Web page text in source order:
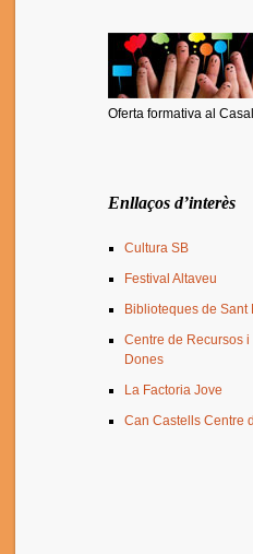
Oferta formativa al
Enllaços d’interès
Cultura SB
Festival Altaveu
Biblioteques de Sant
Centre de Recursos
Dones
La Factoria Jove
Can Castells Centre